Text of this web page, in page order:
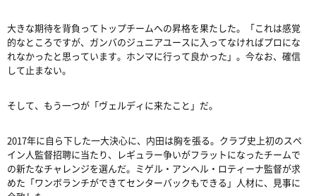
大きな期待を背負ってトップチームへの昇格を果たした。「これは感覚
的なところですが、ガンバのジュニアユースに入ってなければプロにな
れなかったと思っています。ホンマに行って良かった」。今なお、確信
して止まない。
そして、もう一つが「ヴェルディに来たこと」だ。
2017年に自ら下した一大決心に、内田は胸を張る。クラブ史上初のスペ
イン人監督招聘に当たり、レギュラー争いがフラットになったチームで
の新たなチャレンジを選んだ。ミゲル・アンヘル・ロティーナ監督が求
めた「ワンボランチができてセンターバックもできる」人材に、見事に